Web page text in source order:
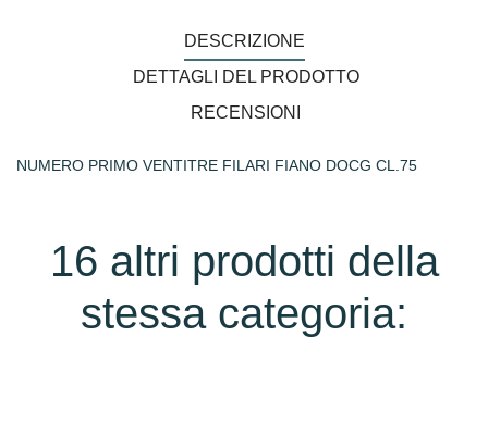
DESCRIZIONE
DETTAGLI DEL PRODOTTO
RECENSIONI
NUMERO PRIMO VENTITRE FILARI FIANO DOCG CL.75
16 altri prodotti della
stessa categoria: